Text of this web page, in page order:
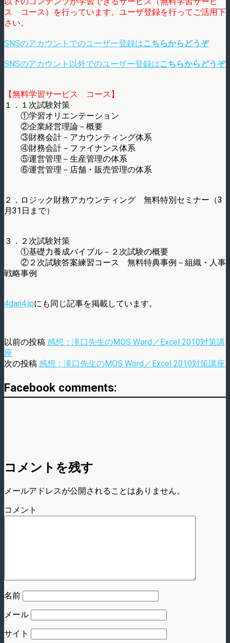
ス コース）を行っています。ユーザ登録を行ってご活用下
さい。
SNSのアカウントでのユーザー登録はこちらからどうぞ
SNSのアカウント以外でのユーザー登録はこちらからどうぞ
【無料学習サービス コース】
１．１次試験対策
①学習オリエンテーション
②企業経営理論－概要
③財務会計－アカウンティング体系
④財務会計－ファイナンス体系
⑤運営管理－生産管理の体系
⑥運営管理－店舗・販売管理の体系
２．ロジック財務アカウンティング 無料特別セミナー（3
月31日まで）
３．２次試験対策
①基礎力養成バイブル－２次試験の概要
②２次試験答案練習コース 無料特典事例－組織・人事
戦略事例
4dan4.jpにも同じ記事を掲載しています。
以前の投稿 感想：滝口先生のMOS Word／Excel 2010対策講
座
次の投稿 感想：滝口先生のMOS Word／Excel 2010対策講座
Facebook comments:
コメントを残す
メールアドレスが公開されることはありません。
コメント
名前
メール
サイト